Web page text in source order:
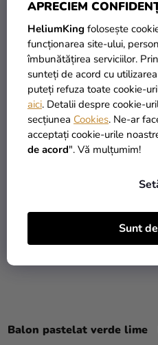
APRECIEM
HeliumKing folosește
funcționarea site-ului,
îmbunătățirea serviciilor.
sunteți de acord cu
puteți refuza toate cookie-
aici. Detalii despre cookie-
secțiunea Cookies. Ne-ar
acceptați cookie-urile
de acord". Vă mulțumim!
Sunt
Balon pastelat roşu
Evaluarea
medie
a
produsului
este
5,0
din
5
stele.
0,50 Lei
ADAUGĂ ÎN COŞ
Balon pastelat verde lime